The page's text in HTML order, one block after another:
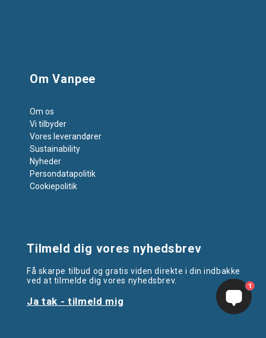
Om Vanpee
Om os
Vi tilbyder
Vores leverandører
Sustainability
Nyheder
Persondatapolitik
Cookiepolitik
Tilmeld dig vores nyhedsbrev
Få skarpe tilbud og gratis viden direkte i din indbakke
ved at tilmelde dig vores nyhedsbrev.
Ja tak - tilmeld mig
1